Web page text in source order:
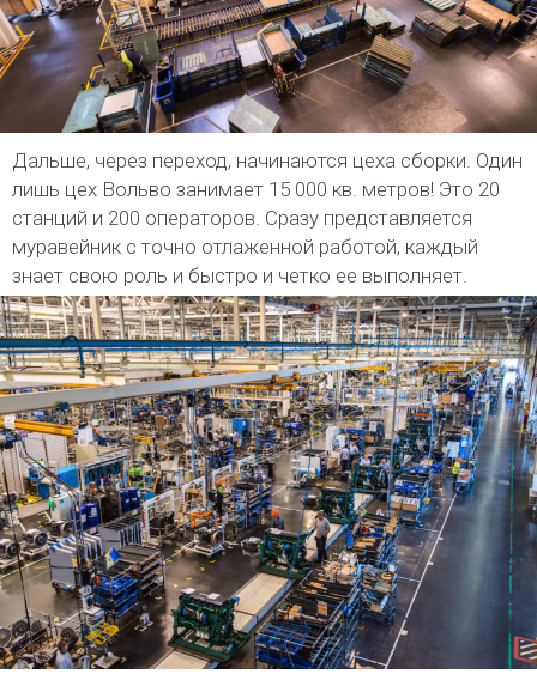
Дальше, через переход, начинаются цеха сборки. Один
лишь цех Вольво занимает 15 000 кв. метров! Это 20
станций и 200 операторов. Сразу представляется
муравейник с точно отлаженной работой, каждый
знает свою роль и быстро и четко ее выполняет.